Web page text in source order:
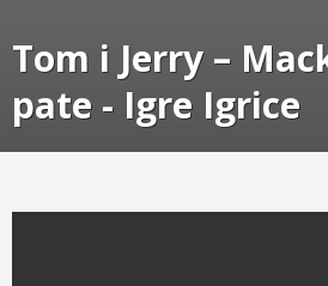
Tom i Jerry –
pate - Igre Igrice